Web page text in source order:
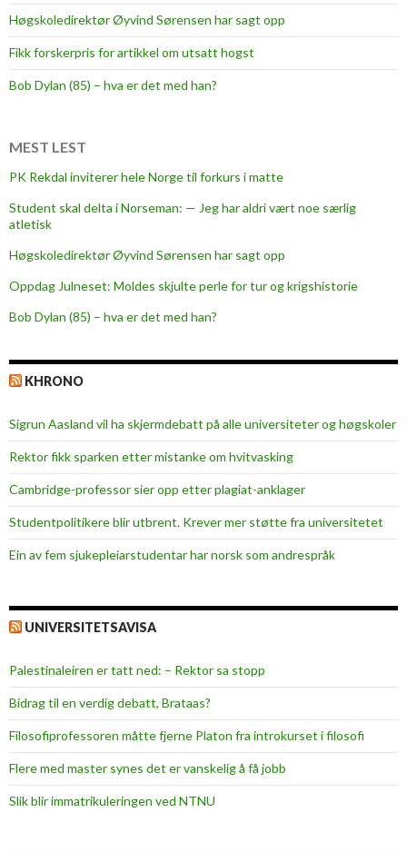
u
l
t
r
s
j
l
r
l
o
m
M
o
l
o
K
r
i
s
t
i
a
Høgskoledirektør Øyvind Sørensen har sagt opp
Fikk forskerpris for artikkel om utsatt hogst
Bob Dylan (85) – hva er det med han?
MEST LEST
PK Rekdal inviterer hele Norge til forkurs i matte
Student skal delta i Norseman: — Jeg har aldri vært noe særlig
atletisk
Høgskoledirektør Øyvind Sørensen har sagt opp
Oppdag Julneset: Moldes skjulte perle for tur og krigshistorie
Bob Dylan (85) – hva er det med han?
KHRONO
Sigrun Aasland vil ha skjerm­debatt på alle universiteter og høgskoler
Rektor fikk sparken etter mistanke om hvitvasking
Cambridge-professor sier opp etter plagiat-anklager
Studentpolitikere blir utbrent. Krever mer støtte fra universitetet
Ein av fem sjukepleiar­studentar har norsk som andrespråk
UNIVERSITETSAVISA
Palestinaleiren er tatt ned: – Rektor sa stopp
Bidrag til en verdig debatt, Brataas?
Filosofiprofessoren måtte fjerne Platon fra introkurset i filosofi
Flere med master synes det er vanskelig å få jobb
Slik blir immatrikuleringen ved NTNU